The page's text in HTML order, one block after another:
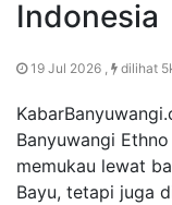
Indonesia
19 Jul 2026 , dilihat
Banyuwangi
memukau lewat
Bayu, tetapi juga